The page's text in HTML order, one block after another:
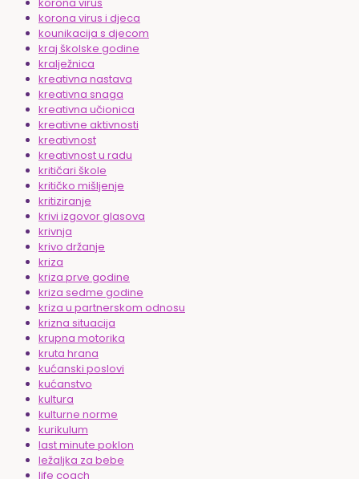
korona virus i djeca
kounikacija s djecom
kraj školske godine
kralježnica
kreativna nastava
kreativna snaga
kreativna učionica
kreativne aktivnosti
kreativnost
kreativnost u radu
kritičari škole
kritičko mišljenje
kritiziranje
krivi izgovor glasova
krivnja
krivo držanje
kriza
kriza prve godine
kriza sedme godine
kriza u partnerskom odnosu
krizna situacija
krupna motorika
kruta hrana
kućanski poslovi
kućanstvo
kultura
kulturne norme
kurikulum
last minute poklon
ležaljka za bebe
life coach